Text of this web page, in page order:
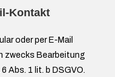
Kontakt
oder per E-Mail
zwecks Bearbeitung
Abs. 1 lit. b DSGVO.